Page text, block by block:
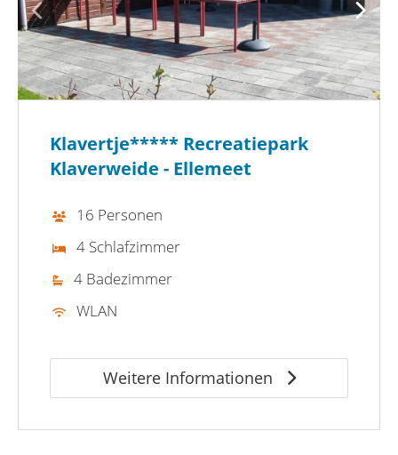
Klavertje***** Recreatiepark
Klaverweide - Ellemeet
16 Personen
4 Schlafzimmer
4 Badezimmer
WLAN
Weitere Informationen